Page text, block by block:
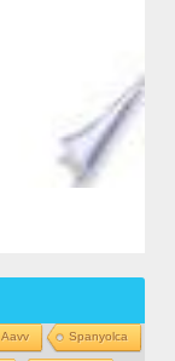
Aavv Spanyolca